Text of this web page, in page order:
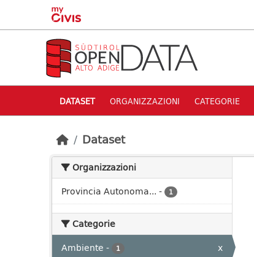
Skip to main content
DATASET ORGANIZZAZIONI CATEGORIE
Dataset
Organizzazioni
Provincia Autonoma... - 1
Categorie
Ambiente - 1 x